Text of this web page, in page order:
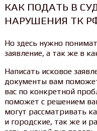
КАК ПОДАТЬ В
НАРУШЕНИЯ ТК
Но здесь нужно
заявление, а так же в
Написать исковое
документы вам
вас по конкретной
поможет с решением
могут рассматривать
и городские, так же и